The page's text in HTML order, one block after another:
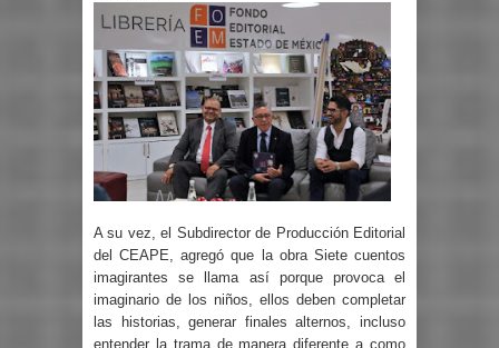
A su vez, el Subdirector de Producción Editorial
del CEAPE, agregó que la obra Siete cuentos
imagirantes se llama así porque provoca el
imaginario de los niños, ellos deben completar
las historias, generar finales alternos, incluso
entender la trama de manera diferente a como